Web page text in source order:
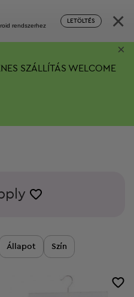
rendszerhez
LETÖLTÉS ×
SZÁLLÍTÁS WELCOME
×
Állapot Szín